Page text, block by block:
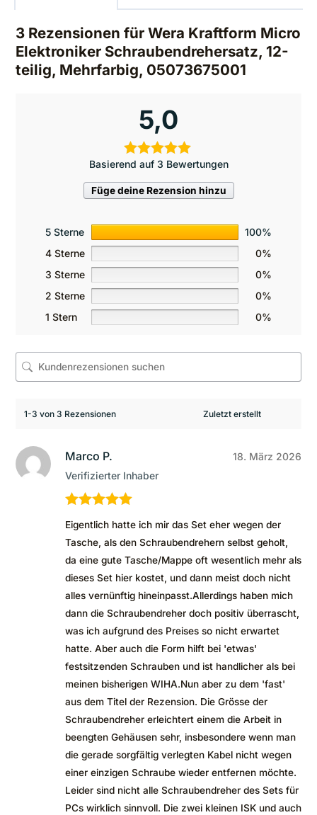
3 Rezensionen für Wera Kraftform Micro
Elektroniker Schraubendrehersatz, 12-
teilig, Mehrfarbig, 05073675001
5,0
Basierend auf 3 Bewertungen
Füge deine Rezension hinzu
5 Sterne
100%
4 Sterne
0%
3 Sterne
0%
2 Sterne
0%
1 Stern
0%
1-3 von 3 Rezensionen
Marco P.
Verifizierter Inhaber
18. März 2026
Bewertet mit
5von 5
Eigentlich hatte ich mir das Set eher wegen der
Tasche, als den Schraubendrehern selbst geholt,
da eine gute Tasche/Mappe oft wesentlich mehr als
dieses Set hier kostet, und dann meist doch nicht
alles vernünftig hineinpasst.Allerdings haben mich
dann die Schraubendreher doch positiv überrascht,
was ich aufgrund des Preises so nicht erwartet
hatte. Aber auch die Form hilft bei 'etwas'
festsitzenden Schrauben und ist handlicher als bei
meinen bisherigen WIHA.Nun aber zu dem 'fast'
aus dem Titel der Rezension. Die Grösse der
Schraubendreher erleichtert einem die Arbeit in
beengten Gehäusen sehr, insbesondere wenn man
die gerade sorgfältig verlegten Kabel nicht wegen
einer einzigen Schraube wieder entfernen möchte.
Leider sind nicht alle Schraubendreher des Sets für
PCs wirklich sinnvoll. Die zwei kleinen ISK und auch